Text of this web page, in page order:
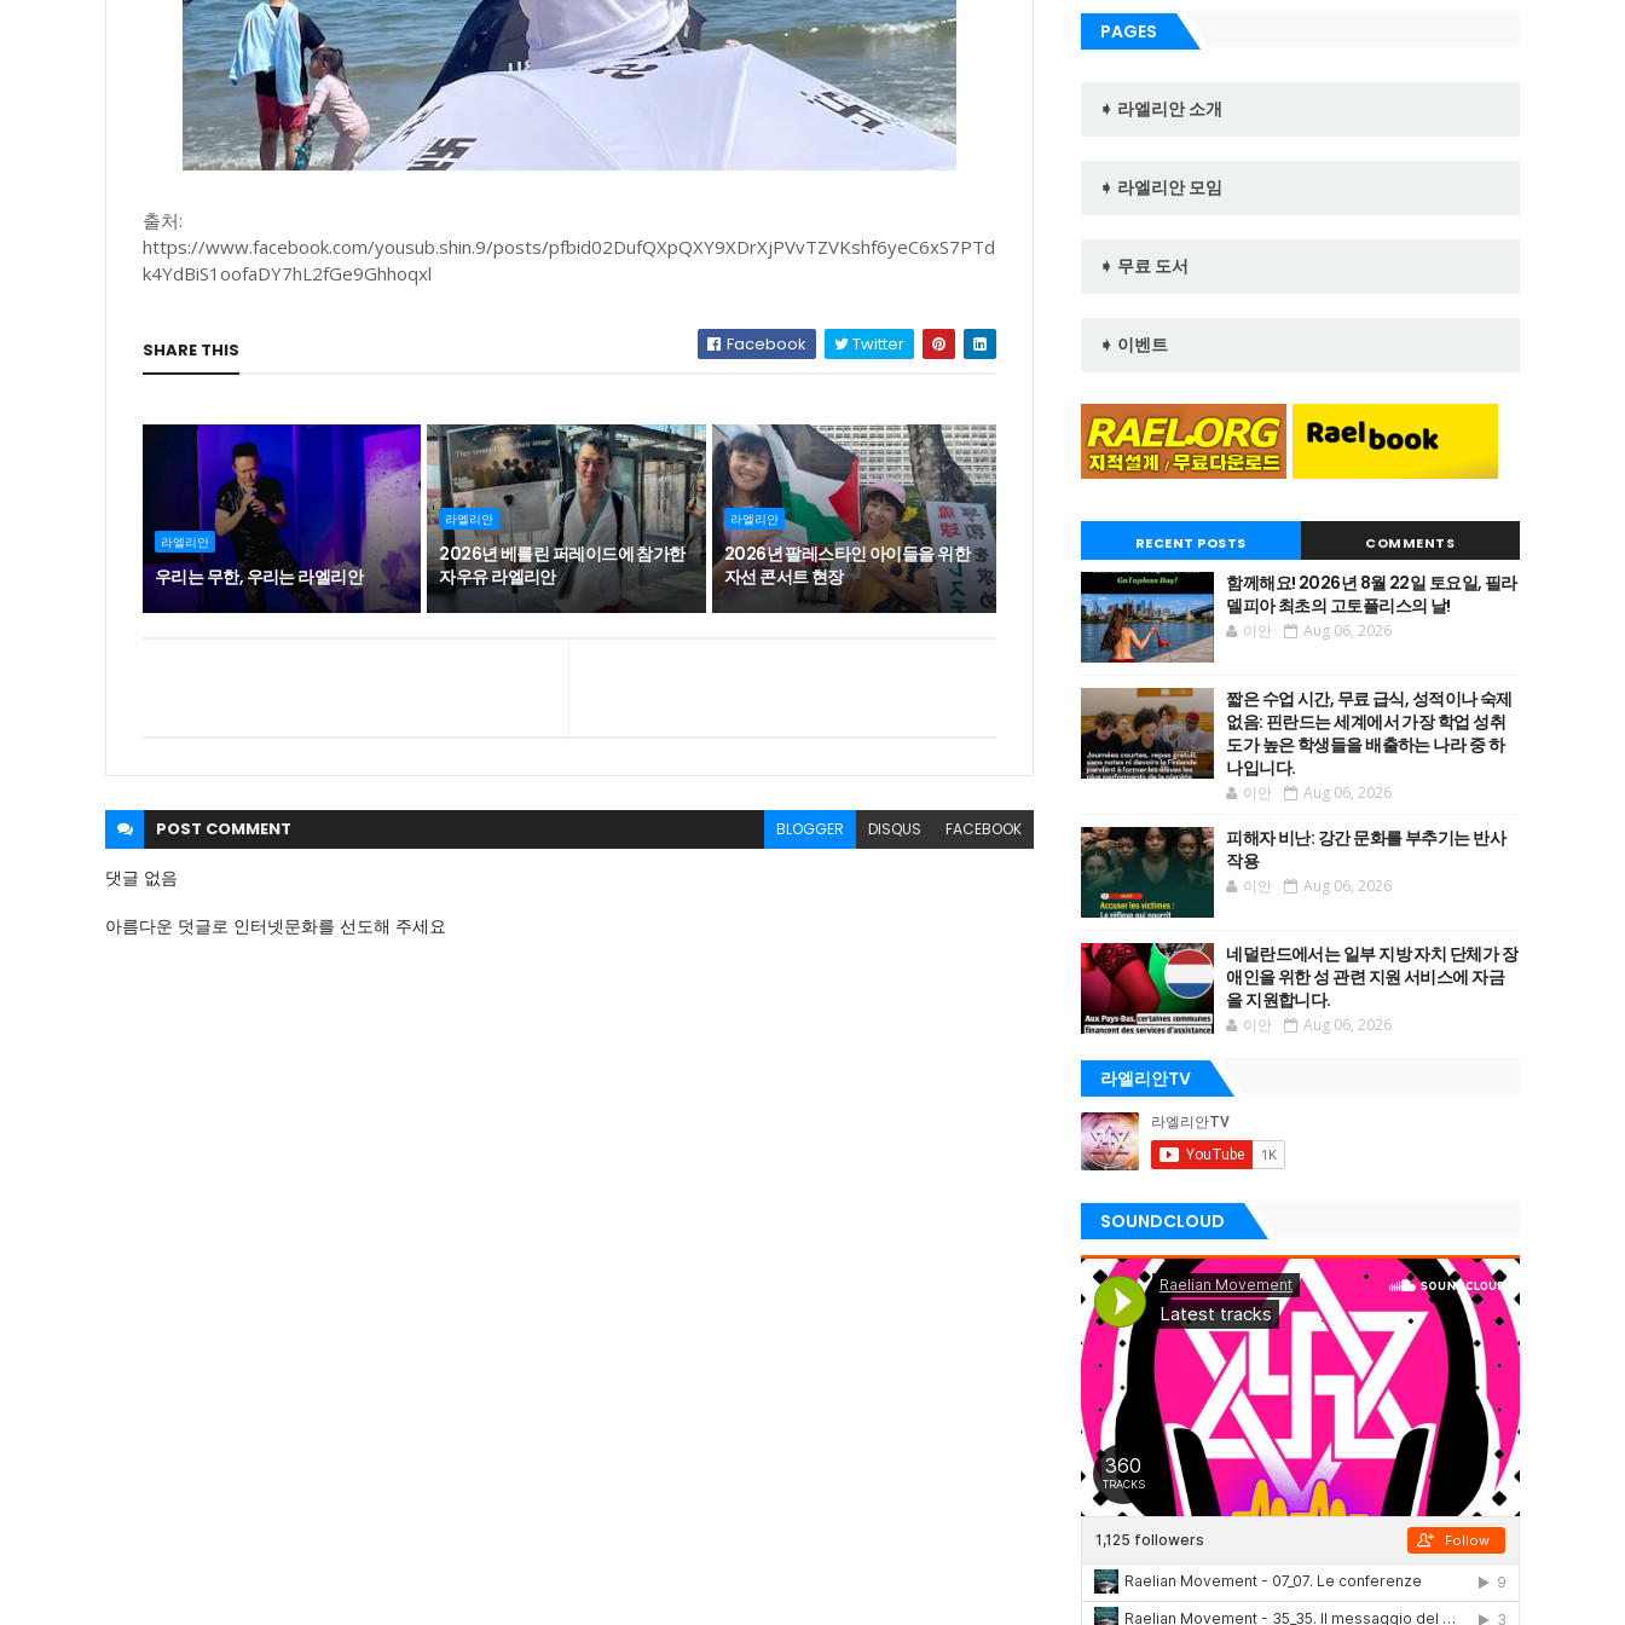
출처:
https://www.facebook.com/yousub.shin.9/posts/pfbid02DufQXpQXY9XDrXjPVvTZVKshf6yeC6xS7PTd
k4YdBiS1oofaDY7hL2fGe9Ghhoqxl
SHARE THIS Facebook Twitter
라엘리안
우리는 무한, 우리는 라엘리안
라엘리안
2026년 베를린 퍼레이드에 참가한
자우유 라엘리안
라엘리안
2026년 팔레스타인 아이들을 위한
자선 콘서트 현장
POST COMMENT BLOGGER DISQUS FACEBOOK
댓글 없음
아름다운 덧글로 인터넷문화를 선도해 주세요
PAGES
➧ 라엘리안 소개
➧ 라엘리안 모임
➧ 무료 도서
➧ 이벤트
RECENT POSTS COMMENTS
함께해요! 2026년 8월 22일 토요일, 필라
델피아 최초의 고토플리스의 날!
이안 Aug 06, 2026
짧은 수업 시간, 무료 급식, 성적이나 숙제
없음: 핀란드는 세계에서 가장 학업 성취
도가 높은 학생들을 배출하는 나라 중 하
나입니다.
이안 Aug 06, 2026
피해자 비난: 강간 문화를 부추기는 반사
작용
이안 Aug 06, 2026
네덜란드에서는 일부 지방 자치 단체가 장
애인을 위한 성 관련 지원 서비스에 자금
을 지원합니다.
이안 Aug 06, 2026
라엘리안TV
SOUNDCLOUD